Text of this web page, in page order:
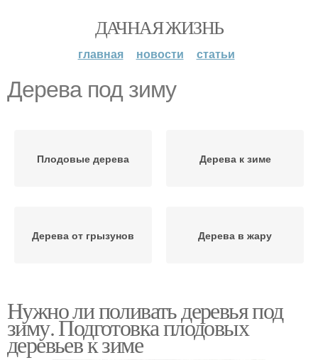
ДАЧНАЯ ЖИЗНЬ
главная новости статьи
Дерева под зиму
Плодовые дерева Дерева к зиме
Дерева от грызунов Дерева в жару
Нужно ли поливать деревья под
зиму. Подготовка плодовых
деревьев к зиме